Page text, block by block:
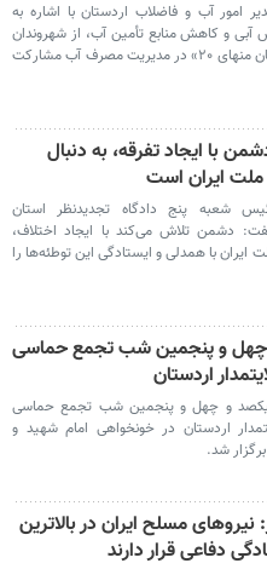
امور آب و فاضلاب اردستان با اشاره به
آبی و کاهش منابع تأمین آب، از شهروندان
خواست با پیوستن به پویش «اردستان منهای ۲۰» در مدیریت مصرف آب مشارکت
با ایجاد تفرقه، به دنبال
ایران است
شعبه پنج دادگاه تجدیدنظر استان
دشمن تلاش می‌کند با ایجاد اختلاف،
با همدلی و ایستادگی این توطئه‌ها را
و پنجمین شب تجمع‌ حماسی
اردستان
یکصد و چهل و پنجمین شب تجمع‌ حماسی
اردستان در خونخواهی امام‌ شهید و
شد.
نیروهای مسلح ایران در بالاترین
دفاعی قرار دارند